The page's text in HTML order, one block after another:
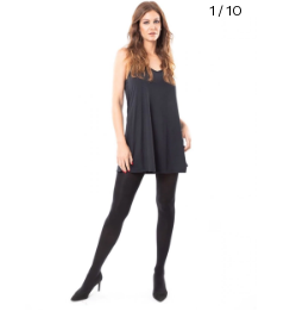
1 /10